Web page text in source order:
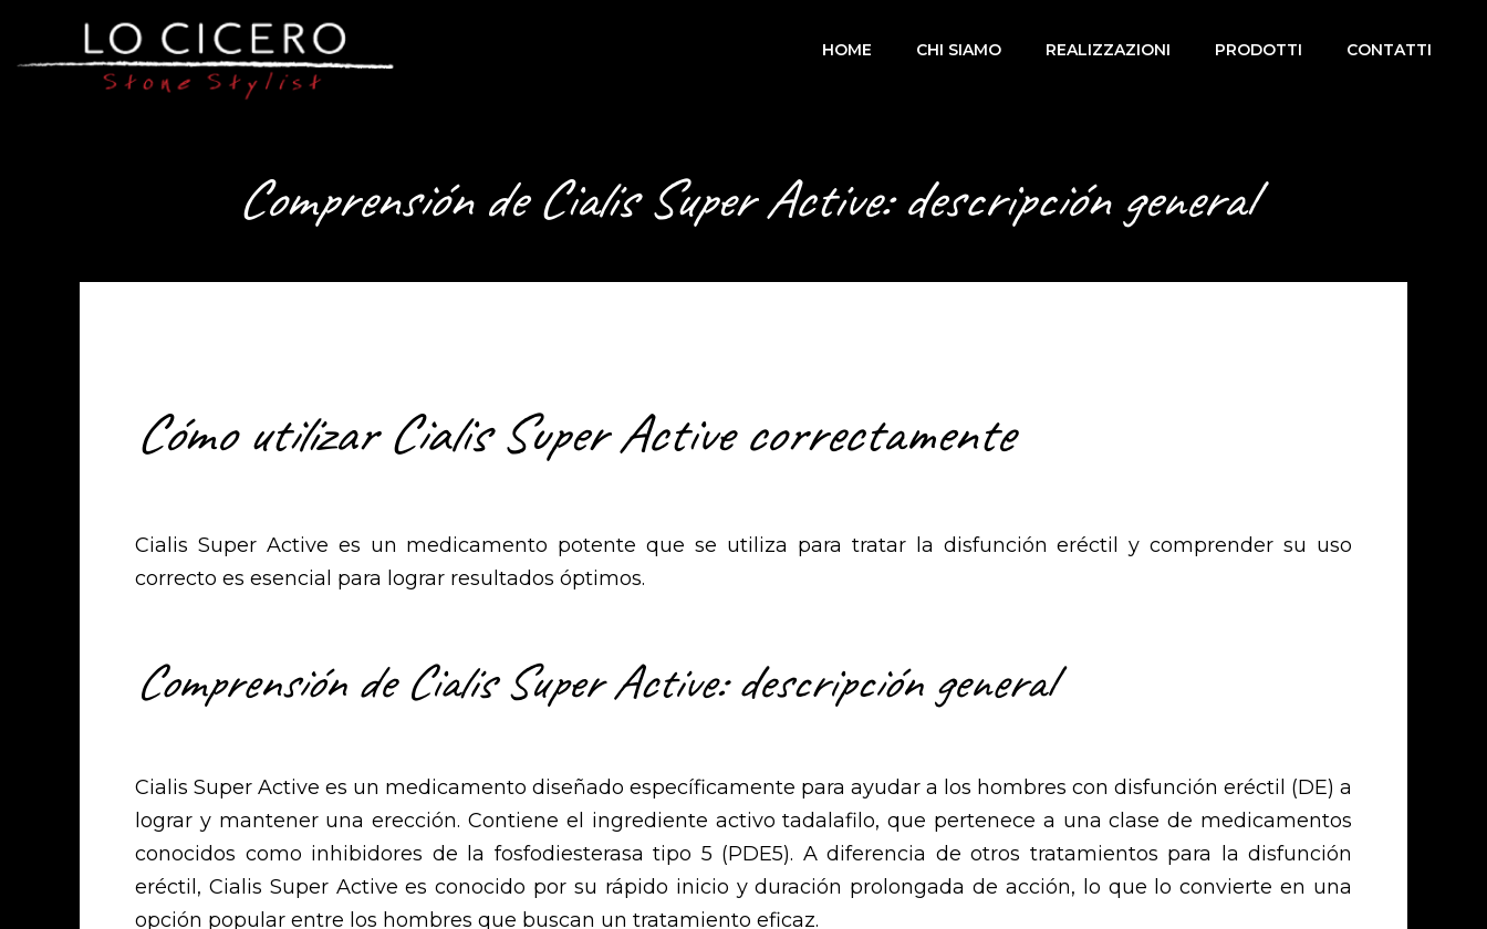
HOME CHI SIAMO REALIZZAZIONI PRODOTTI CONTATTI
Comprensión de Cialis Super Active: descripción general
Cómo utilizar Cialis Super Active correctamente
Cialis Super Active es un medicamento potente que se utiliza para tratar la disfunción eréctil y comprender su uso
correcto es esencial para lograr resultados óptimos.
Comprensión de Cialis Super Active: descripción general
Cialis Super Active es un medicamento diseñado específicamente para ayudar a los hombres con disfunción eréctil (DE) a
lograr y mantener una erección. Contiene el ingrediente activo tadalafilo, que pertenece a una clase de medicamentos
conocidos como inhibidores de la fosfodiesterasa tipo 5 (PDE5). A diferencia de otros tratamientos para la disfunción
eréctil, Cialis Super Active es conocido por su rápido inicio y duración prolongada de acción, lo que lo convierte en una
opción popular entre los hombres que buscan un tratamiento eficaz.